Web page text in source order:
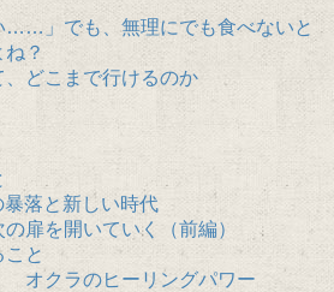
……」でも、無理にでも食べないと
？
どこまで行けるのか
落と新しい時代
扉を開いていく（前編）
こと
オクラのヒーリングパワー